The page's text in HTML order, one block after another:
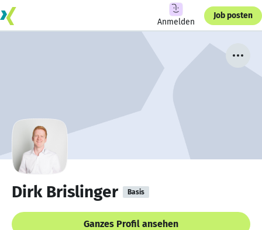
Anmelden
Job posten
Dirk Brislinger Basis
Ganzes Profil ansehen